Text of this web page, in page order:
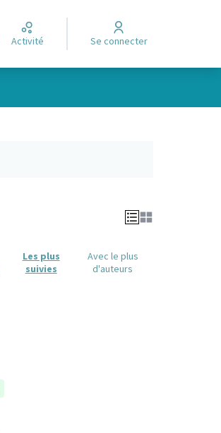
Activité Se connecter
Les plus
suivies
Avec le plus
d'auteurs